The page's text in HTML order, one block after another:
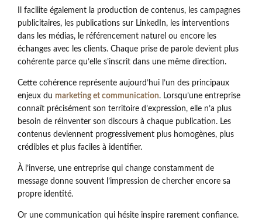
Il facilite également la production de contenus, les campagnes
publicitaires, les publications sur LinkedIn, les interventions
dans les médias, le référencement naturel ou encore les
échanges avec les clients. Chaque prise de parole devient plus
cohérente parce qu’elle s’inscrit dans une même direction.
Cette cohérence représente aujourd’hui l’un des principaux
enjeux du marketing et communication. Lorsqu’une entreprise
connaît précisément son territoire d’expression, elle n’a plus
besoin de réinventer son discours à chaque publication. Les
contenus deviennent progressivement plus homogènes, plus
crédibles et plus faciles à identifier.
À l’inverse, une entreprise qui change constamment de
message donne souvent l’impression de chercher encore sa
propre identité.
Or une communication qui hésite inspire rarement confiance.